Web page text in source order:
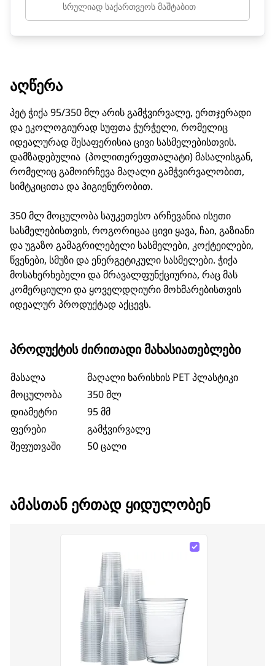
სრულიად საქართვეოს მაშტაბით
ᲐᲦᲬᲔᲠᲐ
პეტ ჭიქა 95/350 მლ არის გამჭვირვალე, ერთჯერადი
და ეკოლოგიურად სუფთა ჭურჭელი, რომელიც
იდეალურად შესაფერისია ცივი სასმელებისთვის.
დამზადებულია (პოლითერეფთალატი) მასალისგან,
რომელიც გამოირჩევა მაღალი გამჭვირვალობით,
სიმტკიცითა და ჰიგიენურობით.
350 მლ მოცულობა საუკეთესო არჩევანია ისეთი
სასმელებისთვის, როგორიცაა ცივი ყავა, ჩაი, გაზიანი
და უგაზო გამაგრილებელი სასმელები, კოქტეილები,
წვენები, სმუზი და ენერგეტიკული სასმელები. ჭიქა
მოსახერხებელი და მრავალფუნქციურია, რაც მას
კომერციული და ყოველდღიური მოხმარებისთვის
იდეალურ პროდუქტად აქცევს.
ᲞᲠᲝᲓᲣᲥᲢᲘᲡ ᲫᲘᲠᲘᲗᲐᲓᲘ ᲛᲐᲮᲐᲡᲘᲐᲗᲔᲑᲚᲔᲑᲘ
მასალა
მაღალი ხარისხის PET პლასტიკი
მოცულობა
350 მლ
დიამეტრი
95 მმ
ფერები
გამჭვირვალე
შეფუთვაში
50 ცალი
ᲐᲛᲐᲡᲗᲐᲜ ᲔᲠᲗᲐᲓ ᲧᲘᲓᲣᲚᲝᲑᲔᲜ